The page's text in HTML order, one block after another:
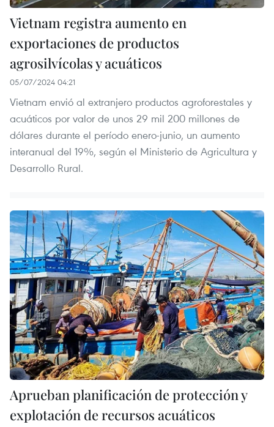
Vietnam registra aumento en
exportaciones de productos
agrosilvícolas y acuáticos
05/07/2024 04:21
Vietnam envió al extranjero productos agroforestales y
acuáticos por valor de unos 29 mil 200 millones de
dólares durante el período enero-junio, un aumento
interanual del 19%, según el Ministerio de Agricultura y
Desarrollo Rural.
Aprueban planificación de protección y
explotación de recursos acuáticos